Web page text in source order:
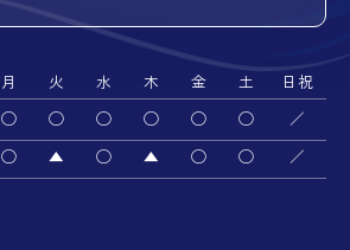
月 火 水 木 金 土
日祝
◯ ◯ ◯ ◯ ◯ ◯
／
◯ ▲ ◯ ▲ ◯ ◯ ／